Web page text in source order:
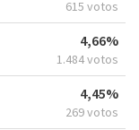
615 votos
4,66%
1.484 votos
4,45%
269 votos